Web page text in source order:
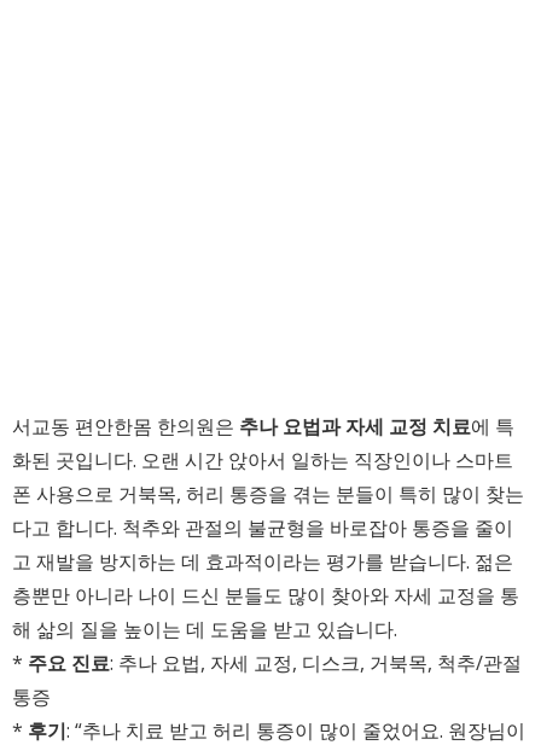
서교동 편안한몸 한의원은 추나 요법과 자세 교정 치료에 특
화된 곳입니다. 오랜 시간 앉아서 일하는 직장인이나 스마트
폰 사용으로 거북목, 허리 통증을 겪는 분들이 특히 많이 찾는
다고 합니다. 척추와 관절의 불균형을 바로잡아 통증을 줄이
고 재발을 방지하는 데 효과적이라는 평가를 받습니다. 젊은
층뿐만 아니라 나이 드신 분들도 많이 찾아와 자세 교정을 통
해 삶의 질을 높이는 데 도움을 받고 있습니다.
* 주요 진료: 추나 요법, 자세 교정, 디스크, 거북목, 척추/관절
통증
* 후기: “추나 치료 받고 허리 통증이 많이 줄었어요. 원장님이